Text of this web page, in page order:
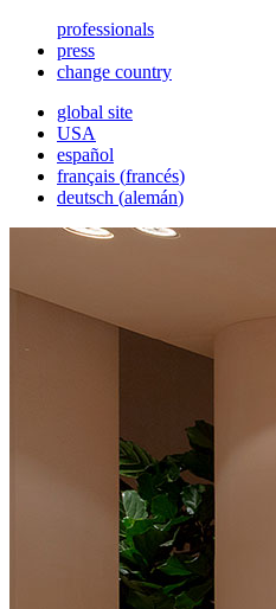
professionals
press
change country
global site
USA
español
français (francés)
deutsch (alemán)